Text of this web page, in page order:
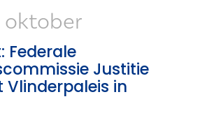
oktober
Federale
Justitie
Vlinderpaleis in